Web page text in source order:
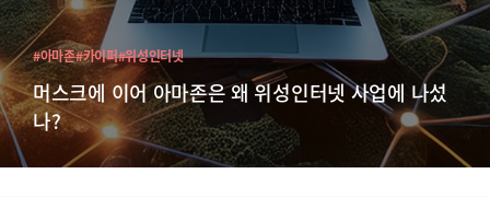
머스크에 이어 아마존은 왜 위성인터넷 사업에 나섰
나?
#아마존#카이퍼#위성인터넷